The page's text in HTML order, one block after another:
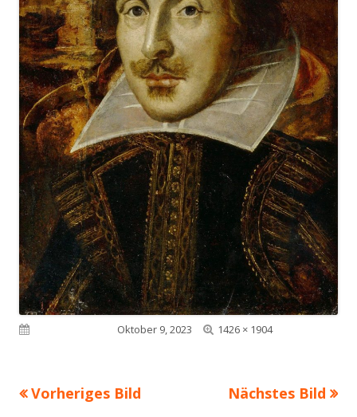
Oktober 9, 2023
Volle
1426 × 1904
Vorheriges Bild Nächstes Bild